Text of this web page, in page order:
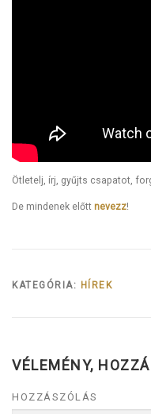
Ötletelj, írj, gyűjts csapatot,
De mindenek előtt nevezz!
KATEGÓRIA: HÍREK
VÉLEMÉNY,
HOZZÁSZÓLÁS